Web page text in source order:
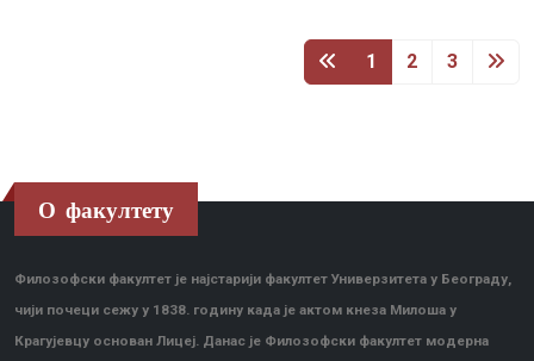
1 2 3
О факултету
Филозофски факултет је најстарији факултет Универзитета у Београду,
чији почеци сежу у 1838. годину када је актом кнеза Милоша у
Крагујевцу основан Лицеј. Данас је Филозофски факултет модерна